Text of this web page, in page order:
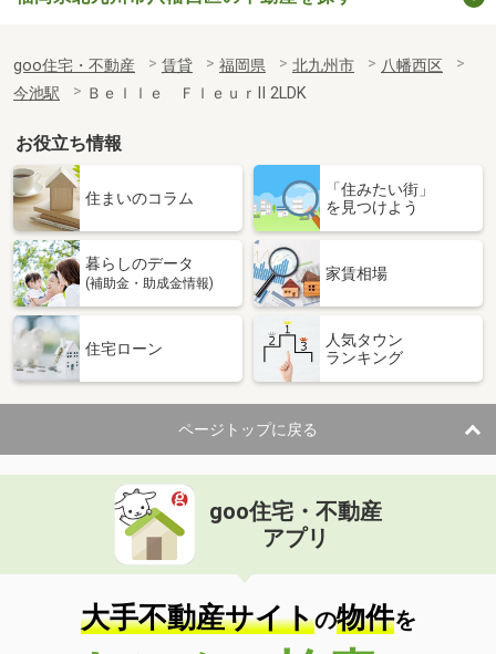
goo住宅・不動産 賃貸 福岡県 北九州市
八幡西区
今池駅
Ｂｅｌｌｅ ＦｌｅｕｒⅡ 2LDK
お役立ち情報
住まいのコラム
「住みたい街」
を見つけよう
暮らしのデータ
(補助金・助成金情報)
家賃相場
住宅ローン
人気タウン
ランキング
ページトップに戻る
goo住宅・不動産
アプリ
大手不動産サイトの物件を